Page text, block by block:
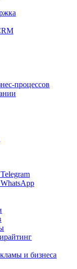
процессов
WhatsApp
и бизнеса